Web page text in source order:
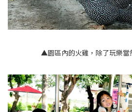
▲園區內的火雞，除了玩樂當